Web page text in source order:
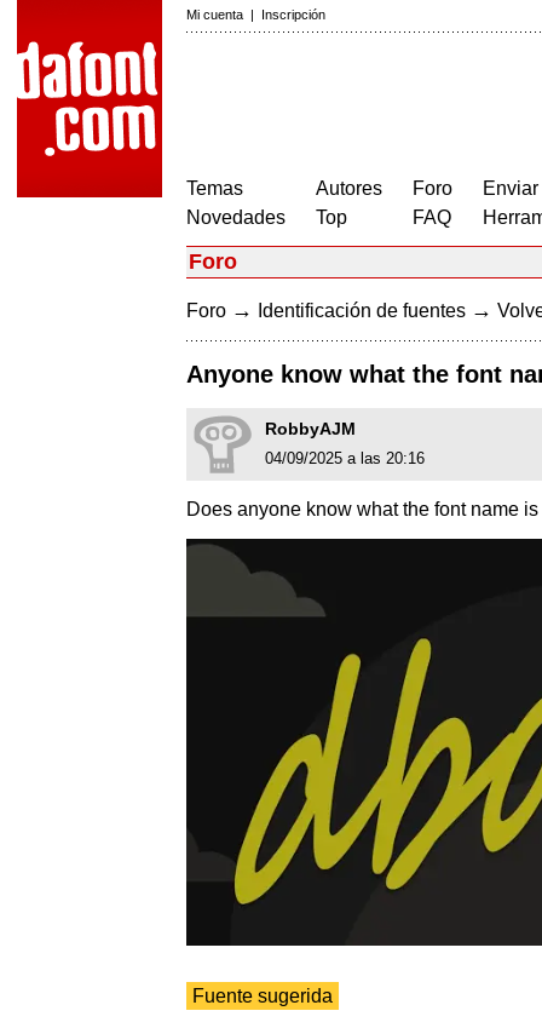
Mi cuenta | Inscripción
Temas
Novedades
Autores
Top
Foro
FAQ
Foro
Foro → Identificación de fuentes →
Anyone know what the font
RobbyAJM
04/09/2025 a las 20:16
Does anyone know what the font name
Fuente sugerida